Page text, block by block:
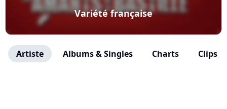
Variété française
Artiste Albums & Singles Charts Clips